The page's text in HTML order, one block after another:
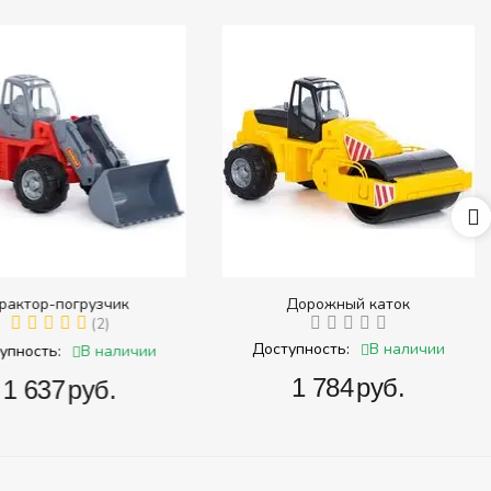
погрузчик
(2)
В наличии
‍1 637‍руб.
Дорожный каток
Доступность: В наличии
‍1 784‍руб.